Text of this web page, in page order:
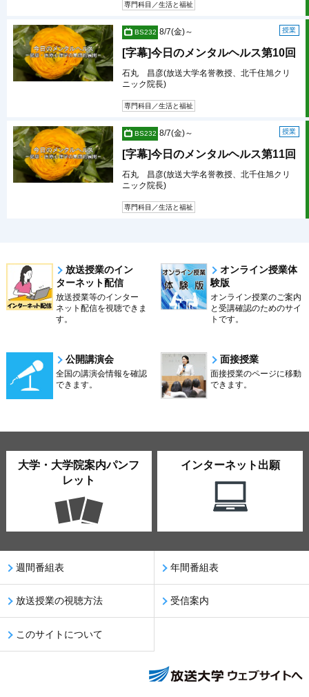
専門科目／生活と福祉
BS232 授業
8/7(金)～
[字幕]今日のメンタルヘルス第10回
石丸 昌彦(放送大学名誉教授、北千住旭クリ
ニック院長)
専門科目／生活と福祉
BS232 授業
8/7(金)～
[字幕]今日のメンタルヘルス第11回
石丸 昌彦(放送大学名誉教授、北千住旭クリ
ニック院長)
専門科目／生活と福祉
放送授業のイン
ターネット配信
放送授業等のインター
ネット配信を視聴できま
す。
オンライン授業体
験版
オンライン授業のご案内
と受講確認のためのサイ
トです。
公開講演会
全国の講演会情報を確認
できます。
面接授業
面接授業のページに移動
できます。
大学・大学院案内パンフ
レット
インターネット出願
週間番組表 年間番組表
放送授業の視聴方法 受信案内
このサイトについて